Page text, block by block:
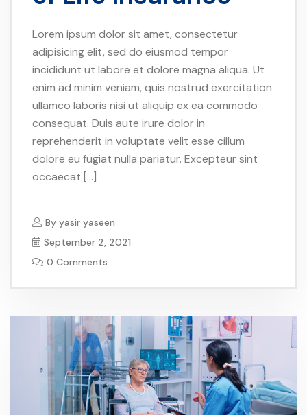
Lorem ipsum dolor sit amet, consectetur
adipisicing elit, sed do eiusmod tempor
incididunt ut labore et dolore magna aliqua. Ut
enim ad minim veniam, quis nostrud exercitation
ullamco laboris nisi ut aliquip ex ea commodo
consequat. Duis aute irure dolor in
reprehenderit in voluptate velit esse cillum
dolore eu fugiat nulla pariatur. Excepteur sint
occaecat […]
By yasir yaseen
September 2, 2021
0 Comments